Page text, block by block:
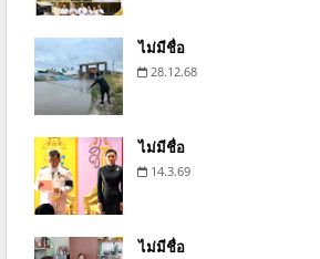
ไม่มีชื่อ
28.12.68
ไม่มีชื่อ
14.3.69
ไม่มีชื่อ